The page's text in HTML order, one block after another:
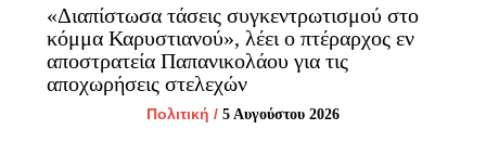
«Διαπίστωσα τάσεις συγκεντρωτισμού στο
κόμμα Καρυστιανού», λέει ο πτέραρχος εν
αποστρατεία Παπανικολάου για τις
αποχωρήσεις στελεχών
Πολιτική / 5 Αυγούστου 2026